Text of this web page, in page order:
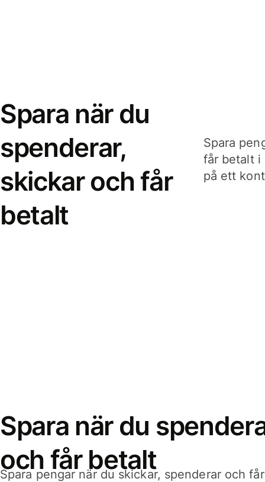
Spara när du
spenderar,
skickar och får
betalt
Spara
får betalt i
på ett
Spara när du
och får betalt
Spara pengar när du skickar, spenderar och